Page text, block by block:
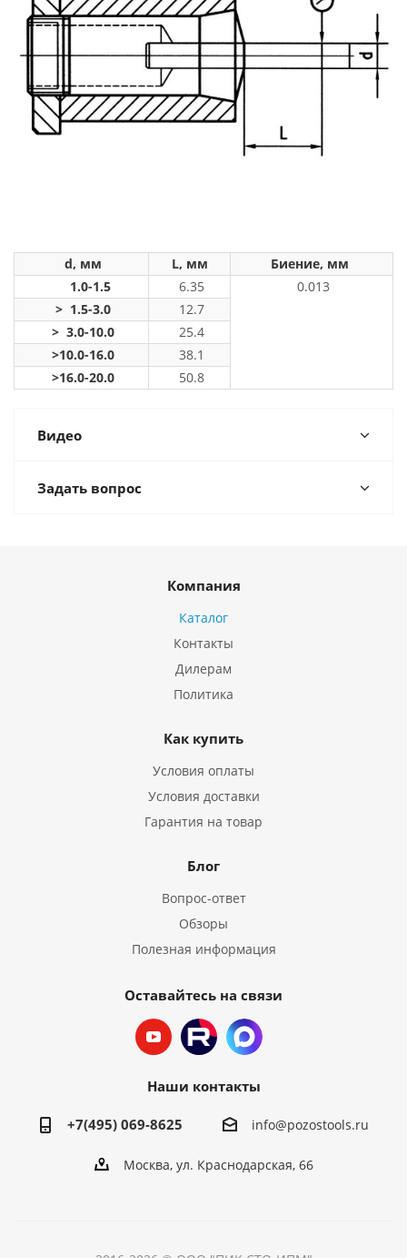
d, мм L, мм
Биение, мм
1.0-1.5
6.35
0.013
> 1.5-3.0
12.7
> 3.0-10.0
25.4
>10.0-16.0
38.1
>16.0-20.0
50.8
Видео
Задать вопрос
Компания
Каталог
Контакты
Дилерам
Политика
Как купить
Условия оплаты
Условия доставки
Гарантия на товар
Блог
Вопрос-ответ
Обзоры
Полезная информация
Оставайтесь на связи
Наши контакты
+7(495) 069-8625 info@pozostools.ru
Москва, ул. Краснодарская, 66